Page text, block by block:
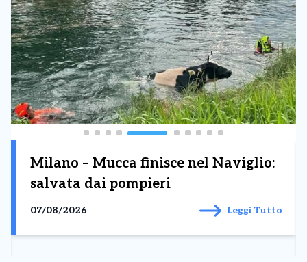
Milano – Scandalo Vigili urbani:
arresti illegali e soldi sequestrati, 5
agenti in manette. Tutto parte dalla